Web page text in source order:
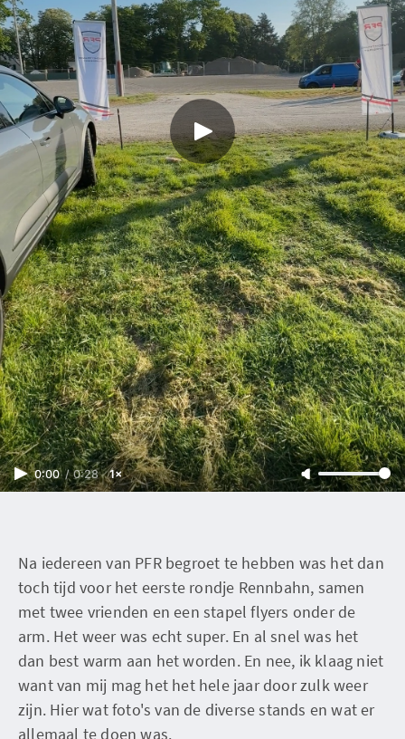
0:00 / 0:28 1×
Na iedereen van PFR begroet te hebben was het dan
toch tijd voor het eerste rondje Rennbahn, samen
met twee vrienden en een stapel flyers onder de
arm. Het weer was echt super. En al snel was het
dan best warm aan het worden. En nee, ik klaag niet
want van mij mag het het hele jaar door zulk weer
zijn. Hier wat foto's van de diverse stands en wat er
allemaal te doen was.